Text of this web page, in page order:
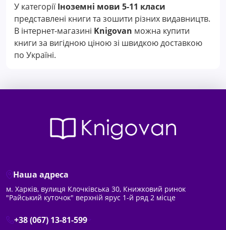
У категоріїІноземні мови 5-11 класи
представлені книги та зошити різних видавництв.
В інтернет-магазині Knigovan можна купити
книги за вигідною ціною зі швидкою доставкою
по Україні.
Наша адреса
м. Харків, вулиця Клочківська 30, Книжковий ринок
"Райський куточок" верхній ярус 1-й ряд 2 місце
+38 (067) 13-81-599